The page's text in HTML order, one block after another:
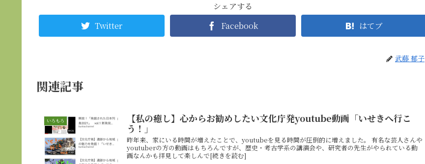
シェアする
Twitter
Facebook はてブ
武藤 郁子
関連記事
いろもろ
【私の癒し】心からお勧めしたい文化庁発youtube動画「いせきへ行こ
う！」
昨年来、家にいる時間が増えたことで、youtubeを見る時間が圧倒的に増えました。 有名な芸人さんや
youtuberの方の動画はもちろんですが、歴史・考古学系の講演会や、研究者の先生がやられている動
画なんかも拝見して楽しんで[続きを読む]